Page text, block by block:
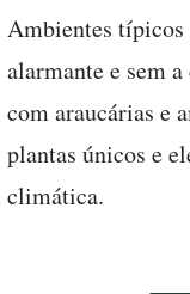
Ambientes típicos
alarmante e sem
com araucárias e
plantas únicos e
climática.